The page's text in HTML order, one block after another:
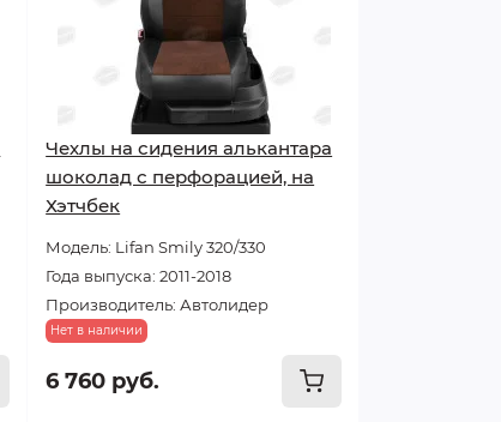
Чехлы на сидения алькантара
шоколад с перфорацией, на
Хэтчбек
Модель: Lifan Smily 320/330
Года выпуска: 2011-2018
Производитель: Автолидер
Нет в наличии
6 760 руб.